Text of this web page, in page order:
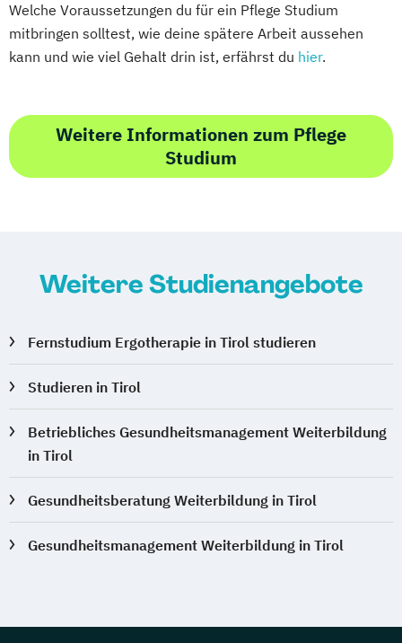
Welche Voraussetzungen du für ein Pflege Studium
mitbringen solltest, wie deine spätere Arbeit aussehen
kann und wie viel Gehalt drin ist, erfährst du hier.
Weitere Informationen zum Pflege
Studium
Weitere Studienangebote
Fernstudium Ergotherapie in Tirol studieren
Studieren in Tirol
Betriebliches Gesundheitsmanagement Weiterbildung
in Tirol
Gesundheitsberatung Weiterbildung in Tirol
Gesundheitsmanagement Weiterbildung in Tirol